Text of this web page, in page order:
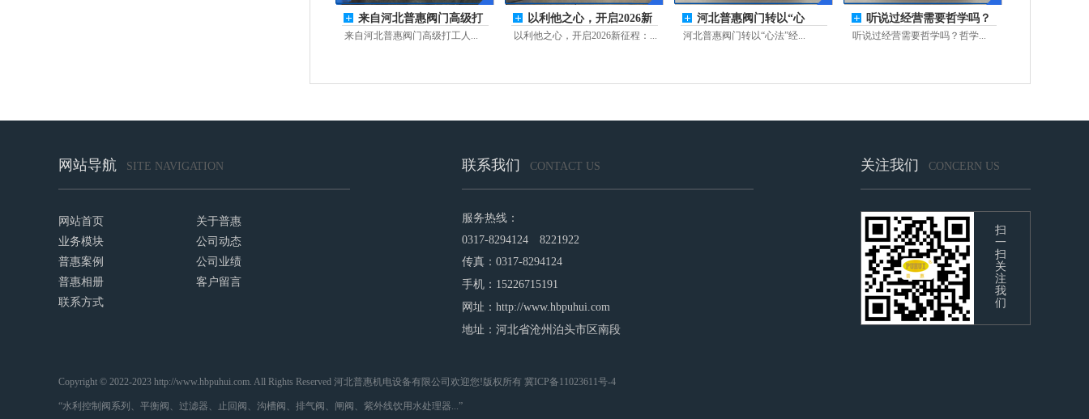
来自河北普惠阀门高级打
工人的掏
来自河北普惠阀门高级打工人...
以利他之心，开启2026新
征程：普惠
以利他之心，开启2026新征程：...
河北普惠阀门转以“心
法”经营，
河北普惠阀门转以“心法”经...
听说过经营需要哲学吗？
哲学需要
听说过经营需要哲学吗？哲学...
网站导航 SITE NAVIGATION
网站首页
关于普惠
业务模块
公司动态
普惠案例
公司业绩
普惠相册
客户留言
联系方式
联系我们 CONTACT US
服务热线：
0317-8294124 8221922
传真：0317-8294124
手机：15226715191
网址：http://www.hbpuhui.com
地址：河北省沧州泊头市区南段
关注我们 CONCERN US
扫
一
扫
关
注
我
们
Copyright © 2022-2023 http://www.hbpuhui.com. All Rights Reserved 河北普惠机电设备有限公司欢迎您!版权所有 冀ICP备11023611号-4
“水利控制阀系列、平衡阀、过滤器、止回阀、沟槽阀、排气阀、闸阀、紫外线饮用水处理器...”